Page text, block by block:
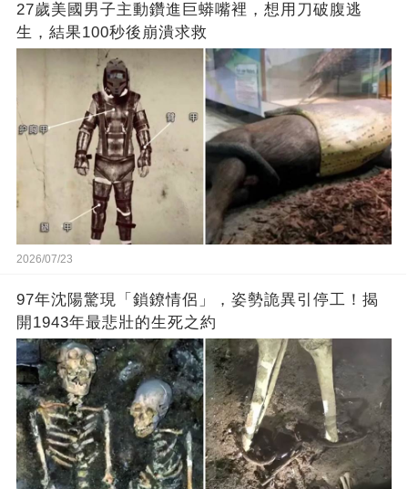
27歲美國男子主動鑽進巨蟒嘴裡，想用刀破腹逃
生，結果100秒後崩潰求救
2026/07/23
97年沈陽驚現「鎖鐐情侶」，姿勢詭異引停工！揭
開1943年最悲壯的生死之約